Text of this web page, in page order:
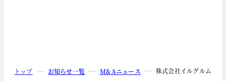
トップ お知らせ一覧 M&Aニュース 株式会社イルグルムに